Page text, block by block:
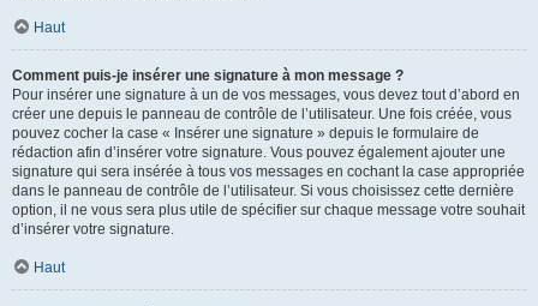
Haut
Comment puis-je insérer une signature à mon message ?
Pour insérer une signature à un de vos messages, vous devez tout d’abord en
créer une depuis le panneau de contrôle de l’utilisateur. Une fois créée, vous
pouvez cocher la case « Insérer une signature » depuis le formulaire de
rédaction afin d’insérer votre signature. Vous pouvez également ajouter une
signature qui sera insérée à tous vos messages en cochant la case appropriée
dans le panneau de contrôle de l’utilisateur. Si vous choisissez cette dernière
option, il ne vous sera plus utile de spécifier sur chaque message votre souhait
d’insérer votre signature.
Haut